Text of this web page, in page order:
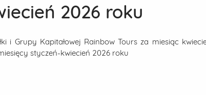
2026 roku
i Grupy Kapitałowej Rainbow Tours za miesiąc
styczeń-kwiecień 2026 roku